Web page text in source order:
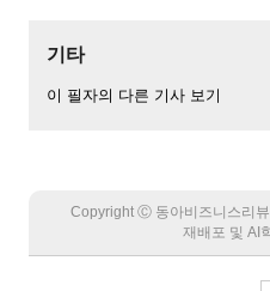
기타
이 필자의 다른 기사 보기
Copyright Ⓒ 동아비즈니스리
재배포 및 AI